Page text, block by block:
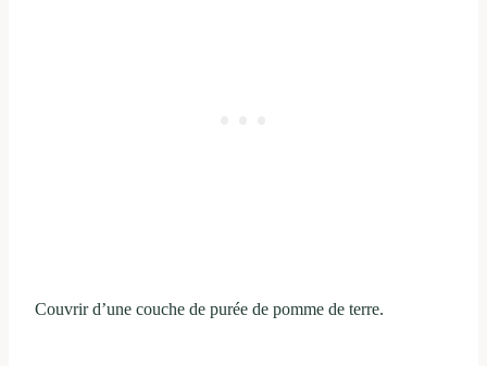
Couvrir d’une couche de purée de pomme de terre.